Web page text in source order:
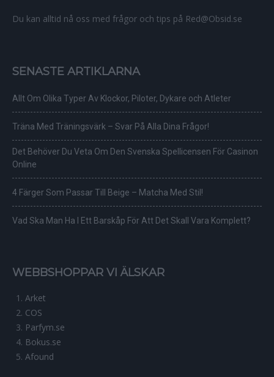
Du kan alltid nå oss med frågor och tips på Red@Obsid.se
SENASTE ARTIKLARNA
Allt Om Olika Typer Av Klockor, Piloter, Dykare och Atleter
Träna Med Träningsvärk – Svar På Alla Dina Frågor!
Det Behöver Du Veta Om Den Svenska Spellicensen För Casinon
Online
4 Färger Som Passar Till Beige – Matcha Med Stil!
Vad Ska Man Ha I Ett Barskåp För Att Det Skall Vara Komplett?
WEBBSHOPPAR VI ÄLSKAR
Arket
COS
Parfym.se
Bokus.se
Afound